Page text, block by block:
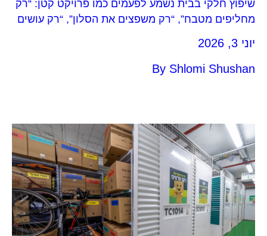
שיפוץ חלקי בבית נשמע לפעמים כמו פרויקט קטן: “רק
מחליפים מטבח”, “רק משפצים את הסלון”, “רק עושים
יכול להשפיע על כל הבית.
יוני 3, 2026
By Shlomi Shushan